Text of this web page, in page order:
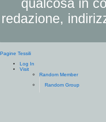
qualcosa in
redazione,
Pagine Tessili
Log In
Visit
Random Member
Random Group